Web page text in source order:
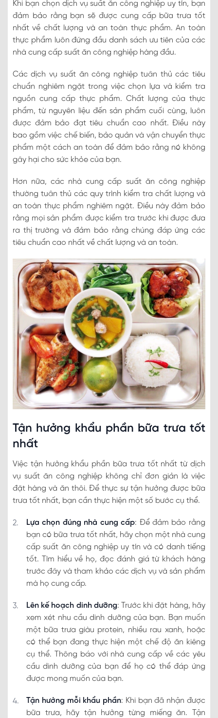
Khi bạn chọn dịch vụ suất ăn công nghiệp uy tín, bạn
đảm bảo rằng bạn sẽ được cung cấp bữa trưa tốt
nhất về chất lượng và an toàn thực phẩm. An toàn
thực phẩm luôn đứng đầu danh sách ưu tiên của các
nhà cung cấp suất ăn công nghiệp hàng đầu.
Các dịch vụ suất ăn công nghiệp tuân thủ các tiêu
chuẩn nghiêm ngặt trong việc chọn lựa và kiểm tra
nguồn cung cấp thực phẩm. Chất lượng của thực
phẩm, từ nguyên liệu đến sản phẩm cuối cùng, luôn
được đảm bảo đạt tiêu chuẩn cao nhất. Điều này
bao gồm việc chế biến, bảo quản và vận chuyển thực
phẩm một cách an toàn để đảm bảo rằng nó không
gây hại cho sức khỏe của bạn.
Hơn nữa, các nhà cung cấp suất ăn công nghiệp
thường tuân thủ các quy trình kiểm tra chất lượng và
an toàn thực phẩm nghiêm ngặt. Điều này đảm bảo
rằng mọi sản phẩm được kiểm tra trước khi được đưa
ra thị trường và đảm bảo rằng chúng đáp ứng các
tiêu chuẩn cao nhất về chất lượng và an toàn.
Tận hưởng khẩu phần bữa trưa tốt
nhất
Việc tận hưởng khẩu phần bữa trưa tốt nhất từ dịch
vụ suất ăn công nghiệp không chỉ đơn giản là việc
đặt hàng và ăn thôi. Để thực sự tận hưởng được bữa
trưa tốt nhất, bạn cần thực hiện một số bước cụ thể.
Lựa chọn đúng nhà cung cấp: Để đảm bảo rằng
bạn có bữa trưa tốt nhất, hãy chọn một nhà cung
cấp suất ăn công nghiệp uy tín và có danh tiếng
tốt. Tìm hiểu về họ, đọc đánh giá từ khách hàng
trước đây và tham khảo các dịch vụ và sản phẩm
mà họ cung cấp.
Lên kế hoạch dinh dưỡng: Trước khi đặt hàng, hãy
xem xét nhu cầu dinh dưỡng của bạn. Bạn muốn
một bữa trưa giàu protein, nhiều rau xanh, hoặc
có thể bạn đang thực hiện một chế độ ăn kiêng
cụ thể. Thông báo với nhà cung cấp về các yêu
cầu dinh dưỡng của bạn để họ có thể đáp ứng
được mong muốn của bạn.
Tận hưởng mỗi khẩu phần: Khi bạn đã nhận được
bữa trưa, hãy tận hưởng từng miếng ăn. Tận